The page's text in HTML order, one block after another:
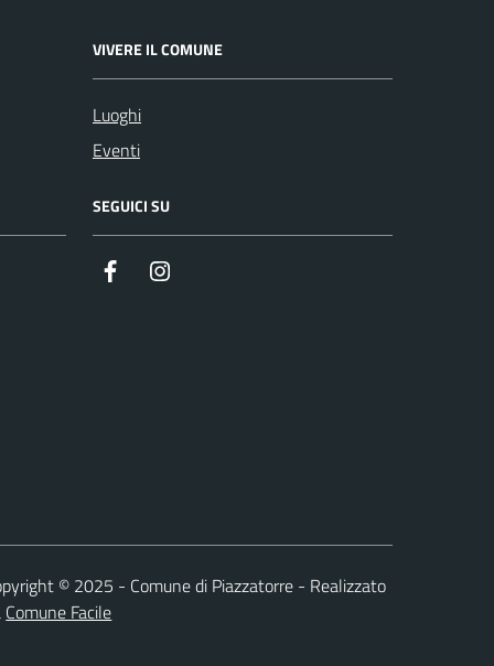
VIVERE IL COMUNE
Luoghi
Eventi
SEGUICI SU
Facebook
© 2025 - Comune di Piazzatorre - Realizzato
Comune Facile